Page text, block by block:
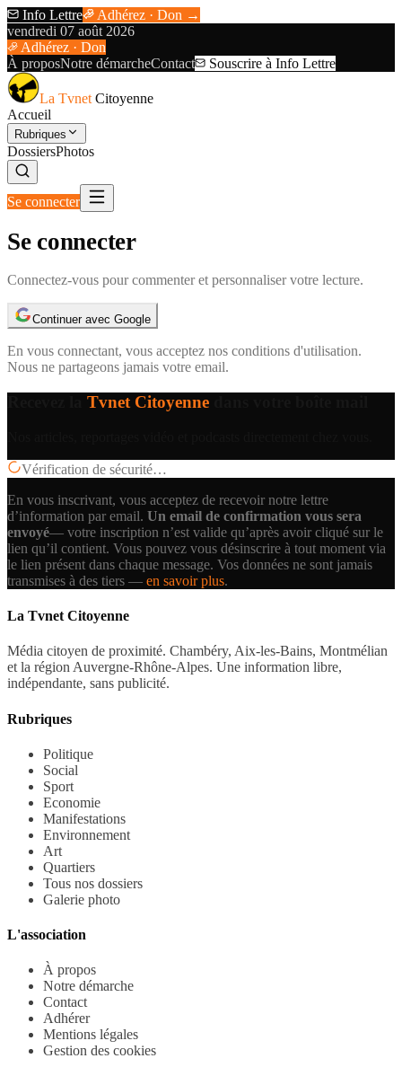
Info Lettre
Adhérez · Don →
vendredi 07 août 2026
Adhérez · Don
À proposNotre démarcheContact Souscrire à Info Lettre
La Tvnet Citoyenne
Accueil
Rubriques
DossiersPhotos
Se connecter
Se connecter
Connectez-vous pour commenter et personnaliser votre lecture.
Continuer avec Google
En vous connectant, vous acceptez nos conditions d'utilisation.
Nous ne partageons jamais votre email.
Tvnet Citoyenne
Vérification de sécurité…
En vous inscrivant, vous acceptez de recevoir notre lettre
d’information par email. Un email de confirmation vous sera
envoyé— votre inscription n’est valide qu’après avoir cliqué sur le
lien qu’il contient. Vous pouvez vous désinscrire à tout moment via
le lien présent dans chaque message. Vos données ne sont jamais
transmises à des tiers — en savoir plus.
La Tvnet Citoyenne
Média citoyen de proximité. Chambéry, Aix-les-Bains, Montmélian
et la région Auvergne-Rhône-Alpes. Une information libre,
indépendante, sans publicité.
Rubriques
Politique
Social
Sport
Economie
Manifestations
Environnement
Art
Quartiers
Tous nos dossiers
Galerie photo
L'association
À propos
Notre démarche
Contact
Adhérer
Mentions légales
Gestion des cookies